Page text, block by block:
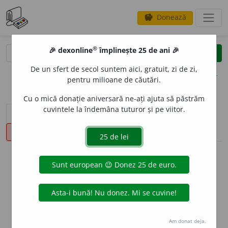
savings Donează
clear
opțiuni
sinteza definițiilor (1) definiții (27)
declinări
info
Aceste definiții sunt compilate de
echipa dexonline. Definițiile
originale se află pe filadefiniții.
Puteți reordona filele pe pagina de
🎉 dexonline® împlinește 25 de ani 🎉
De un sfert de secol suntem aici, gratuit, zi de zi,
pentru milioane de căutări.
Cu o mică donație aniversară ne-ați ajuta să păstrăm
cuvintele la îndemâna tuturor și pe viitor.
Am donat deja.